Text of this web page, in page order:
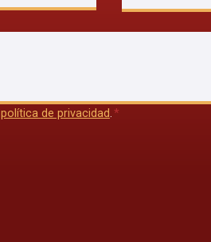
política de privacidad.*